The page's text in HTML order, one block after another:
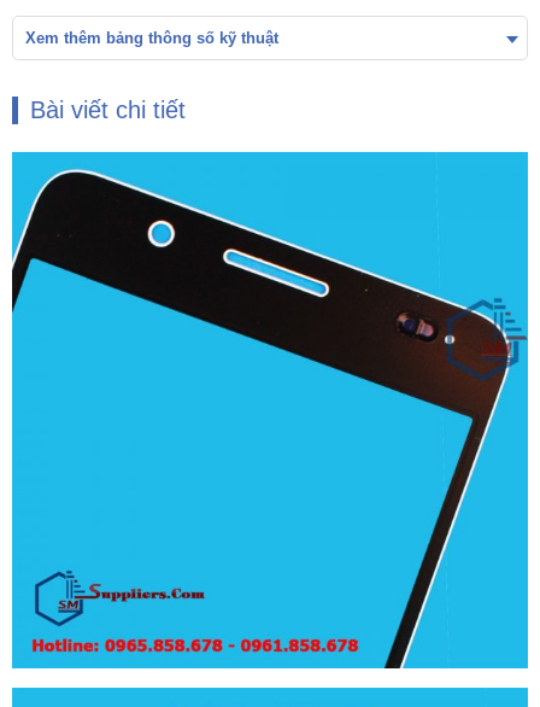
Xem thêm bảng thông số kỹ thuật
Bài viết chi tiết